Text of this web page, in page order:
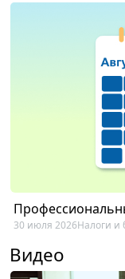
30 июля 2026Налоги и
Видео